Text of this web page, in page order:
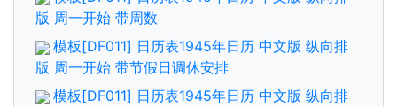
版 周一开始 带周数
模板[DF011] 日历表1945年日历 中文版 纵向排
版 周一开始 带节假日调休安排
模板[DF011] 日历表1945年日历 中文版 纵向排